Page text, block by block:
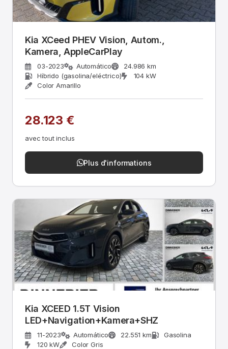
Kia XCeed PHEV Vision, Autom.,
Kamera, AppleCarPlay
03-2023 Automático
24.986 km
Híbrido (gasolina/eléctrico)
104 kW
Color Amarillo
28.123 €
avec tout inclus
Plus d'informations
Kia XCEED 1.5T Vision
LED+Navigation+Kamera+SHZ
11-2023 Automático 22.551 km
Gasolina
120 kW
Color Gris